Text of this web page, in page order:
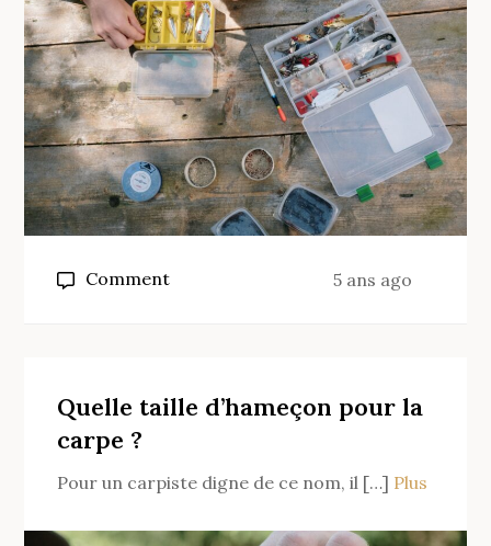
Commenton
pour
?
5 ans ago
Quelle taille d’hameçon pour la
carpe ?
Pour un carpiste digne de ce nom, il […] Plus